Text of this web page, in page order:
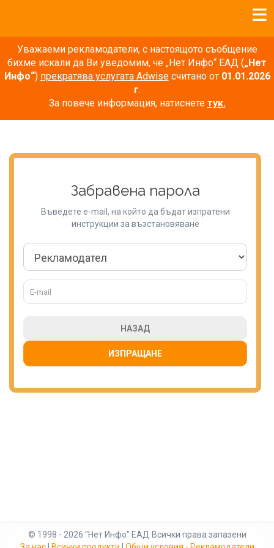
Уважаеми рекламодатели, с настоящото съобщение
бихме искали да Ви уведомим, че „Нет Инфо“ ЕАД („Нет
Инфо“) прекратява услугата Adwiseсчитано от 01.01.2026
г.
За повече информация, натиснете тук.
Забравена парола
Въведете e-mail, на който да бъдат изпратени
инструкции за възстановяване
НАЗАД
ИЗПРАЩАНЕ
© 1998 - 2026 "Нет Инфо" ЕАД Всички права запазени